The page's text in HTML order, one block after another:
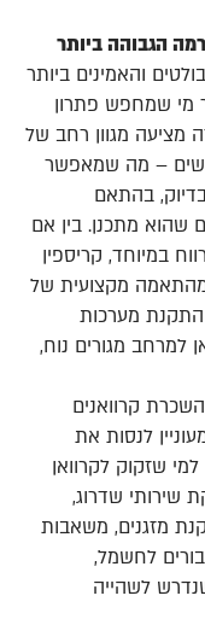
הגבוהה ביותר
והאמינים ביותר
מי שמחפש פתרון
מציעה מגוון רחב של
– מה שמאפשר
בהתאם
שהוא מתכנן. בין אם
במיוחד, קריספין
מהתאמה מקצועית של
התקנת מערכות
למרחב מגורים נוח,
קרוואנים
לנסות את
שזקוק לקרוואן
שירותי שדרוג,
מזגנים, משאבות
לחשמל,
לשהייה